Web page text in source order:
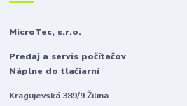
MicroTec, s.r.o.
Predaj a servis počítačov
Náplne do tlačiarní
Kragujevská 389/9 Žilina